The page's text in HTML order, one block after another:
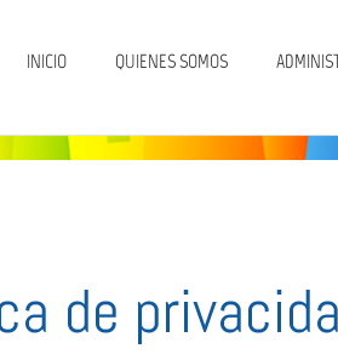
INICIO QUIENES SOMOS
de